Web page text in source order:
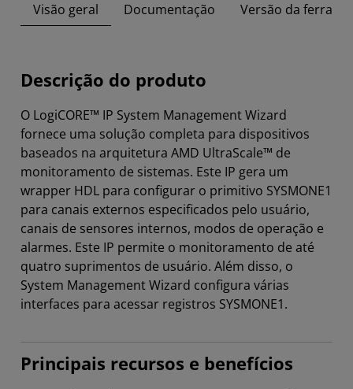
Visão geral Documentação Versão da
Descrição do produto
O LogiCORE™ IP System Management Wizard
fornece uma solução completa para dispositivos
baseados na arquitetura AMD UltraScale™ de
monitoramento de sistemas. Este IP gera um
wrapper HDL para configurar o primitivo SYSMONE1
para canais externos especificados pelo usuário,
canais de sensores internos, modos de operação e
alarmes. Este IP permite o monitoramento de até
quatro suprimentos de usuário. Além disso, o
System Management Wizard configura várias
interfaces para acessar registros SYSMONE1.
Principais recursos e benefícios